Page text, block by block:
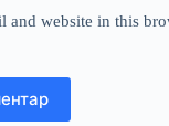
and website in this